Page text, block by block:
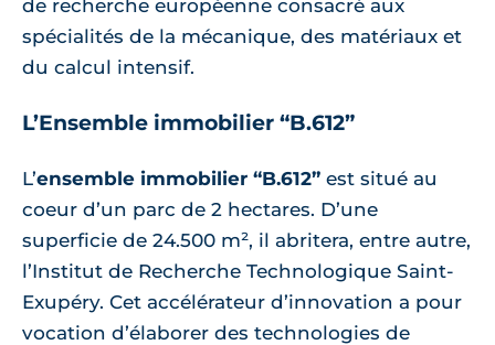
de recherche européenne consacré aux
spécialités de la mécanique, des matériaux et
du calcul intensif.
L’Ensemble immobilier “B.612”
L’ensemble immobilier “B.612” est situé au
coeur d’un parc de 2 hectares. D’une
superficie de 24.500 m², il abritera, entre autre,
l’Institut de Recherche Technologique Saint-
Exupéry. Cet accélérateur d’innovation a pour
vocation d’élaborer des technologies de